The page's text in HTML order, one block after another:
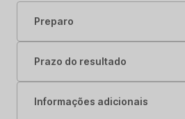
Preparo
Prazo do resultado
Informações adicionais